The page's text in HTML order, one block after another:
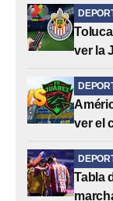
ver la
ver el
Tabla